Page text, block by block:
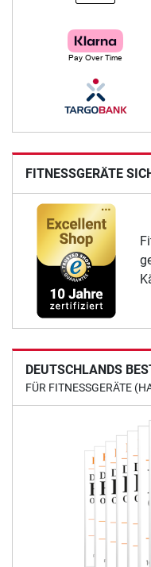
FITNESSGERÄTE
DEUTSCHLANDS
FÜR FITNESSGERÄTE